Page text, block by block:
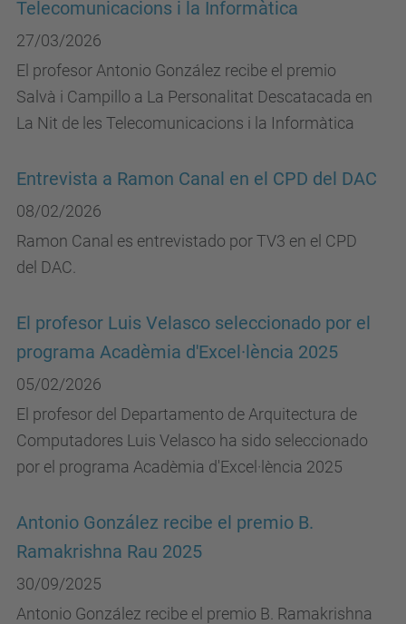
Telecomunicacions i la Informàtica
27/03/2026
El profesor Antonio González recibe el premio
Salvà i Campillo a La Personalitat Descatacada en
La Nit de les Telecomunicacions i la Informàtica
Entrevista a Ramon Canal en el CPD del DAC
08/02/2026
Ramon Canal es entrevistado por TV3 en el CPD
del DAC.
El profesor Luis Velasco seleccionado por el
programa Acadèmia d'Excel·lència 2025
05/02/2026
El profesor del Departamento de Arquitectura de
Computadores Luis Velasco ha sido seleccionado
por el programa Acadèmia d'Excel·lència 2025
Antonio González recibe el premio B.
Ramakrishna Rau 2025
30/09/2025
Antonio González recibe el premio B. Ramakrishna